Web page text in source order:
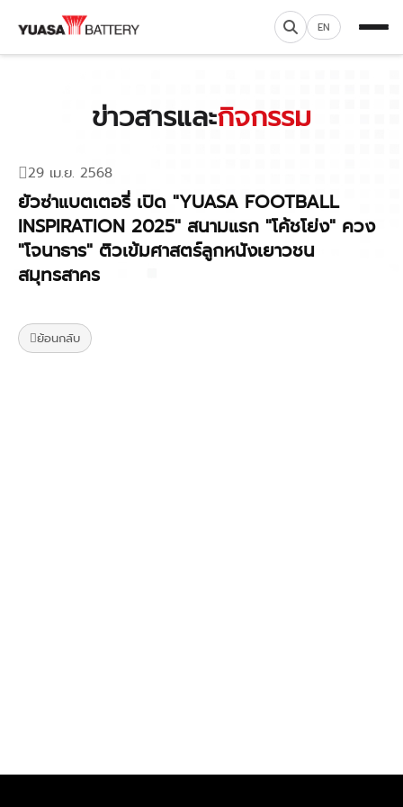
EN
ข่าวสารและกิจกรรม
29 เม.ย. 2568
ยัวซ่าแบตเตอรี่ เปิด "YUASA FOOTBALL
INSPIRATION 2025" สนามแรก "โค้ชโย่ง" ควง
"โจนาธาร" ติวเข้มศาสตร์ลูกหนังเยาวชน
สมุทรสาคร
ย้อนกลับ